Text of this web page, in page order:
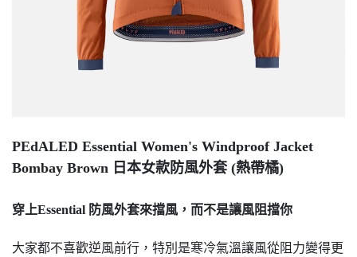
PEdALED Essential Women's Windproof Jacket
Bombay Brown 日本女款防風外套 (熱帶橘)
穿上Essential 防風外套來擋風，而不是讓風阻擋你
大家都不喜歡逆風前行，特別是寒冷氣溫讓風從阻力變得更